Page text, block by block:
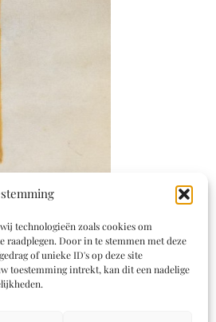
technologieën zoals cookies om
raadplegen. Door in te stemmen met deze
of unieke ID's op deze site
toestemming intrekt, kan dit een nadelige